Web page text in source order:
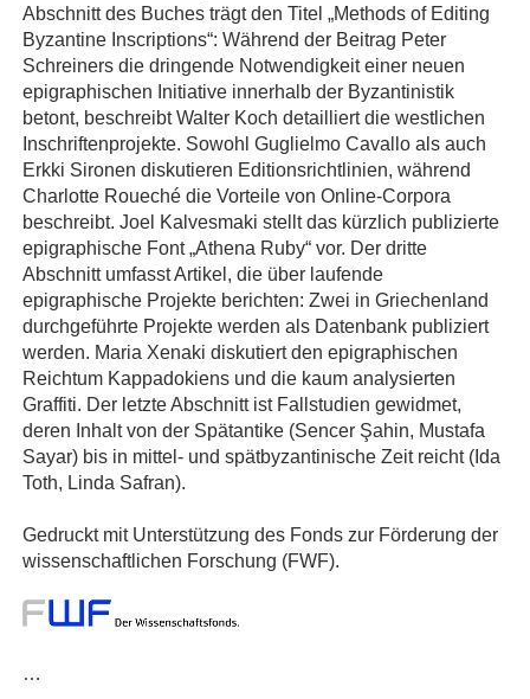
Abschnitt des Buches trägt den Titel „Methods of Editing
Byzantine Inscriptions“: Während der Beitrag Peter
Schreiners die dringende Notwendigkeit einer neuen
epigraphischen Initiative innerhalb der Byzantinistik
betont, beschreibt Walter Koch detailliert die westlichen
Inschriftenprojekte. Sowohl Guglielmo Cavallo als auch
Erkki Sironen diskutieren Editionsrichtlinien, während
Charlotte Roueché die Vorteile von Online-Corpora
beschreibt. Joel Kalvesmaki stellt das kürzlich publizierte
epigraphische Font „Athena Ruby“ vor. Der dritte
Abschnitt umfasst Artikel, die über laufende
epigraphische Projekte berichten: Zwei in Griechenland
durchgeführte Projekte werden als Datenbank publiziert
werden. Maria Xenaki diskutiert den epigraphischen
Reichtum Kappadokiens und die kaum analysierten
Graffiti. Der letzte Abschnitt ist Fallstudien gewidmet,
deren Inhalt von der Spätantike (Sencer Şahin, Mustafa
Sayar) bis in mittel- und spätbyzantinische Zeit reicht (Ida
Toth, Linda Safran).
Gedruckt mit Unterstützung des Fonds zur Förderung der
wissenschaftlichen Forschung (FWF).
…